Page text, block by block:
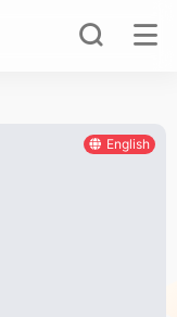
English